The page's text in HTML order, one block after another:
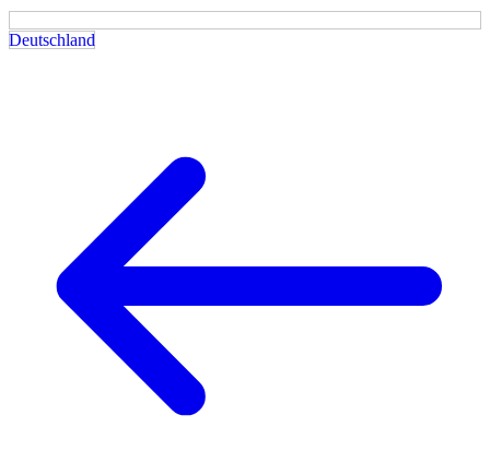
Deutschland